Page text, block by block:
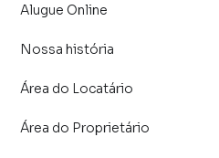
Alugue Online
Nossa história
Área do Locatário
Área do Proprietário